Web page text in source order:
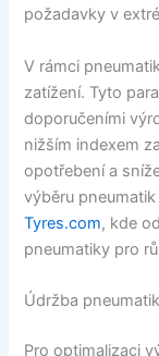
požadavky v
V rámci
zatížení. Tyto
doporučeními
nižším indexem
opotřebení a
výběru
Tyres.com, kde
pneumatiky pro
Údržba
Pro optimalizaci